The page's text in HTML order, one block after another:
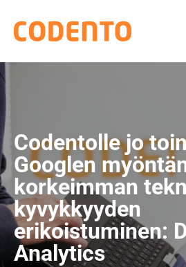
Codentolle jo
Googlen
korkeimman
kyvykkyyden
erikoistuminen:
Analytics